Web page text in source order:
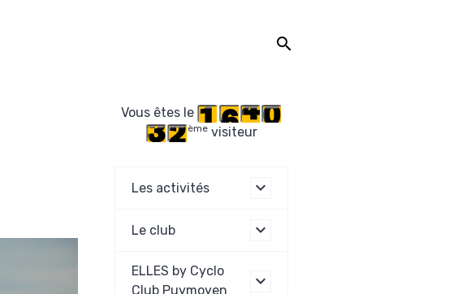
Vous êtes le
èmevisiteur
Les activités
Le club
ELLES by Cyclo
Club Puymoyen